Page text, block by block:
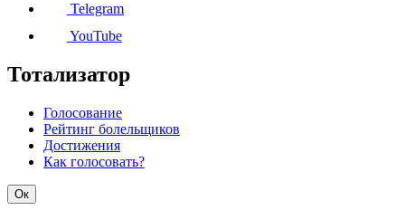
Telegram
YouTube
Тотализатор
Голосование
Рейтинг болельщиков
Достижения
Как голосовать?
Ок